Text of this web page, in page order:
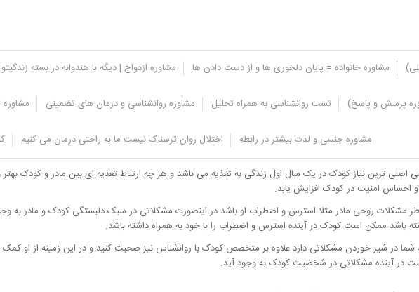
مشاوره خانواده = پایان دلخوری ها و از دست دادن ها مشاوره ازدواج | دیگه با هندوانه در بسته
پرسش و پاسخ) تست روانشناسی به همراه تحلیل مشاوره روانشناسی و درمان های تضمینی
مشاوره جنسی و لذت بیشتر در رابطه اختلال روان ترسناک نیست ما به راحتی درمان می کنیم
اصلی ترین نیاز کودک در یک سال اول زندگی به تغذیه می باشد و هر چه ارتباط تغذیه ای بین مادر و کودک
امنیت در کودک افزایش یابد.
مشکلات روحی مادر مثلا استرس و اضطراب او باشد در اینصورت مشکلاتی در سبک دلبستگی کودک و مادر به
باشد ممکن است کودک در آینده استرس و اضطراب را با خود به همراه داشته باشد.
در شیر خوردن مشکلاتی دارد علاوه بر متخصص کودک با روانشناس نیز صحبت کنید و در این زمینه از او کمک
در آینده مشکلاتی در شخصیت کودک به وجود آید.